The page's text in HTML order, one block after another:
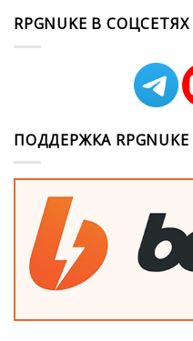
RPGNUKE В СОЦСЕТЯХ
ПОДДЕРЖКА RPGNUKE